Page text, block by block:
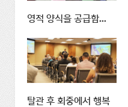
영적 양식을 공급함...
탈관 후 회중에서 행복